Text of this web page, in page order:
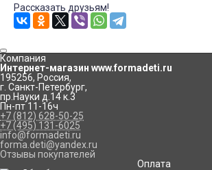
Рассказать друзьям!
Компания
Интернет-магазин www.formadeti.ru
195256, Россия,
г. Санкт-Петербург,
пр.Науки д.14 к.3
Пн-пт 11-16ч
+7 (812) 628-50-25
+7 (495) 131-6025
info@formadeti.ru
forma.deti@yandex.ru
Отзывы покупателей
Оплата